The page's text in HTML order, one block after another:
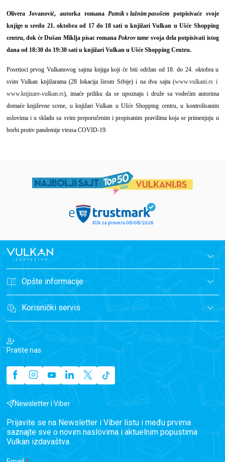
Olivera Jovanović, autorka romana Putnik s lažnim pasošem potpisivaće svoje
knjige u sredu 21. oktobra od 17 do 18 sati u knjižari Vulkan u Ušće Shopping
centru, dok će Dušan Miklja pisac romana Pokrov tame svoja dela potpisivati istog
dana od 18:30 do 19:30 sati u knjižari Vulkan u Ušće Shopping Centru.
Posetioci prvog Vulkanovog sajma knjiga koji će biti održan od 18. do 24. oktobra u
svim Vulkan knjižarama (28 lokacija širom Srbije) i na dva sajta (www.vulkani.rs i
www.knjizare-vulkan.rs), imaće priliku da se upoznaju i druže sa vodećim autorima
domaće književne scene, u knjižari Vulkan u Ušće Shopping centru, u kontrolisanim
uslovima i u skladu sa svim preporučenim i propisanim pravilima koja se primenjuju u
borbi protiv pandemije virusa COVID-19.
Opšte informacije
Korisnički servis
Pratite nas
Newsletter i Viber
Prijavite se na Newsletter i Viber listu i među prvima
saznajte sve o novim naslovima i aktuelnim popustima
Vulkan izdavaštva.